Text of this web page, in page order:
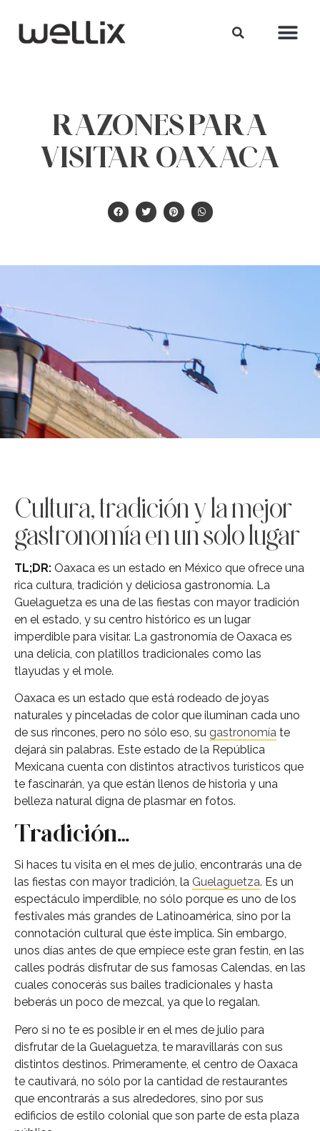
RAZONES PARA
VISITAR OAXACA
Cultura, tradición y la mejor
gastronomía en un solo lugar
TL;DR: Oaxaca es un estado en México que ofrece una
rica cultura, tradición y deliciosa gastronomía. La
Guelaguetza es una de las fiestas con mayor tradición
en el estado, y su centro histórico es un lugar
imperdible para visitar. La gastronomía de Oaxaca es
una delicia, con platillos tradicionales como las
tlayudas y el mole.
Oaxaca es un estado que está rodeado de joyas
naturales y pinceladas de color que iluminan cada uno
de sus rincones, pero no sólo eso, su gastronomía te
dejará sin palabras. Este estado de la República
Mexicana cuenta con distintos atractivos turísticos que
te fascinarán, ya que están llenos de historia y una
belleza natural digna de plasmar en fotos.
Tradición…
Si haces tu visita en el mes de julio, encontrarás una de
las fiestas con mayor tradición, la Guelaguetza. Es un
espectáculo imperdible, no sólo porque es uno de los
festivales más grandes de Latinoamérica, sino por la
connotación cultural que éste implica. Sin embargo,
unos días antes de que empiece este gran festín, en las
calles podrás disfrutar de sus famosas Calendas, en las
cuales conocerás sus bailes tradicionales y hasta
beberás un poco de mezcal, ya que lo regalan.
Pero si no te es posible ir en el mes de julio para
disfrutar de la Guelaguetza, te maravillarás con sus
distintos destinos. Primeramente, el centro de Oaxaca
te cautivará, no sólo por la cantidad de restaurantes
que encontrarás a sus alrededores, sino por sus
edificios de estilo colonial que son parte de esta plaza